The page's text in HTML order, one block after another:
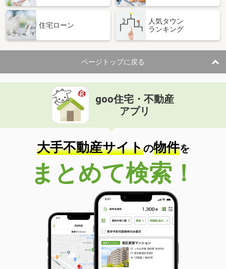
住宅ローン
人気タウン
ランキング
ページトップに戻る
goo住宅・不動産
アプリ
大手不動産サイトの物件を
まとめて検索！